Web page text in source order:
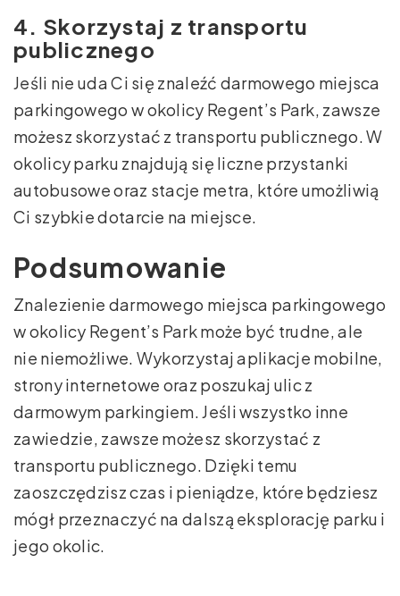
4. Skorzystaj z transportu
publicznego
Jeśli nie uda Ci się znaleźć darmowego miejsca
parkingowego w okolicy Regent’s Park, zawsze
możesz skorzystać z transportu publicznego. W
okolicy parku znajdują się liczne przystanki
autobusowe oraz stacje metra, które umożliwią
Ci szybkie dotarcie na miejsce.
Podsumowanie
Znalezienie darmowego miejsca parkingowego
w okolicy Regent’s Park może być trudne, ale
nie niemożliwe. Wykorzystaj aplikacje mobilne,
strony internetowe oraz poszukaj ulic z
darmowym parkingiem. Jeśli wszystko inne
zawiedzie, zawsze możesz skorzystać z
transportu publicznego. Dzięki temu
zaoszczędzisz czas i pieniądze, które będziesz
mógł przeznaczyć na dalszą eksplorację parku i
jego okolic.